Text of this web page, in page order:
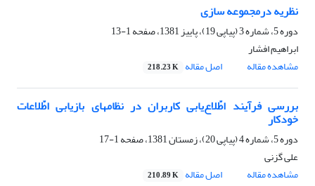
نظریه درمجموعه سازی
دوره 5، شماره 3 (پیاپی 19)، پاییز 1381، صفحه
1-13
ابراهیم افشار
مشاهده مقاله
اصل مقاله 218.23 K
بررسی فرآیند اطّلاع‌یابی کاربران در نظامهای بازیابی اطّلاعات
خودکار
دوره 5، شماره 4 (پیاپی 20)، زمستان 1381، صفحه
1-17
علی گزنی
مشاهده مقاله
اصل مقاله 210.89 K